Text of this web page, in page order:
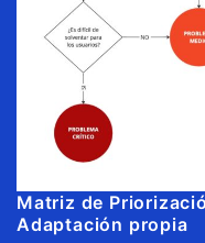
Matriz de
Adaptación propia